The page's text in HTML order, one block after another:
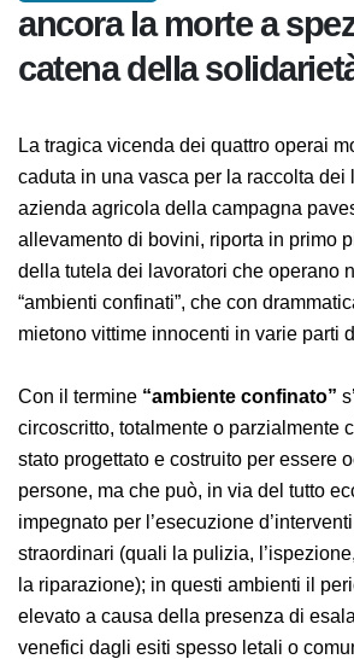
ancora la morte a
catena della
La tragica vicenda dei quattro
della caduta in una vasca per la
una azienda agricola della
occupa di allevamento di bovini,
il problema della tutela dei lavoratori
cosiddetti “ambienti confinati”, che
periodicità mietono vittime innocenti
Con il termine“ambiente
luogo circoscritto, totalmente o
che non è stato progettato e
occupato da persone, ma che può,
eccezionale, essere impegnato per
d’interventi specifici e straordinari
l’ispezione, la manutenzione o la
ambienti il pericolo è molto elevato